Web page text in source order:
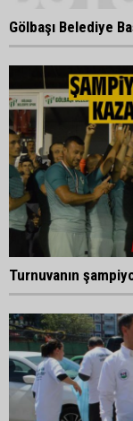
Gölbaşı Belediye
Turnuvanın